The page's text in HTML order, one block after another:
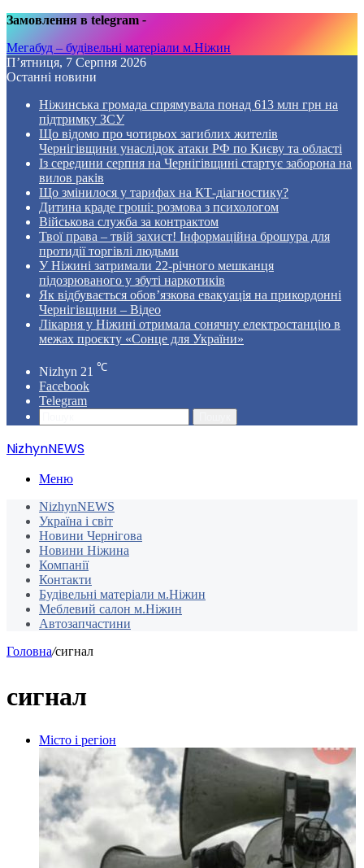
Замовлення в telegram -
Мегабуд – будівельні матеріали м.Ніжин
П’ятниця, 7 Серпня 2026
Останні новини
Ніжинська громада спрямувала понад 613 млн грн на
підтримку ЗСУ
Що відомо про чотирьох загиблих жителів
Чернігівщини унаслідок атаки РФ по Києву та області
Із середини серпня на Чернігівщині стартує заборона на
вилов раків
Що змінилося у тарифах на КТ-діагностику?
Дитина краде гроші: розмова з психологом
Військова служба за контрактом
Твої права – твій захист! Інформаційна брошура для
протидії торгівлі людьми
У Ніжині затримали 22-річного мешканця
підозрюваного у збуті наркотиків
Як відбувається обов’язкова евакуація на прикордонні
Чернігівщини – Відео
Лікарня у Ніжині отримала сонячну електростанцію в
межах проєкту «Сонце для України»
Nizhyn 21 ℃
Facebook
Telegram
NizhynNEWS
Меню
NizhynNEWS
Україна і світ
Новини Чернігова
Новини Ніжина
Компанії
Контакти
Будівельні матеріали м.Ніжин
Меблевий салон м.Ніжин
Автозапчастини
Головна/сигнал
сигнал
Місто і регіон